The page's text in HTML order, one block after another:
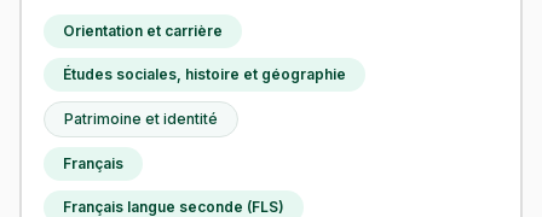
Orientation et carrière
Études sociales, histoire et géographie
Patrimoine et identité
Français
Français langue seconde (FLS)